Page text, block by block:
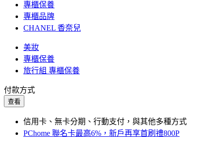
專櫃保養
專櫃品牌
CHANEL 香奈兒
美妝
專櫃保養
旅行組 專櫃保養
付款方式
查看
信用卡、無卡分期、行動支付，與其他多種方式
PChome 聯名卡最高6%，新戶再享首刷禮800P